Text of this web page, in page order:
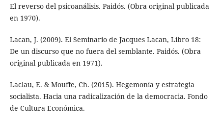
El reverso del psicoanálisis. Paidós. (Obra original publicada
en 1970).
Lacan, J. (2009). El Seminario de Jacques Lacan, Libro 18:
De un discurso que no fuera del semblante. Paidós. (Obra
original publicada en 1971).
Laclau, E. & Mouffe, Ch. (2015). Hegemonía y estrategia
socialista. Hacia una radicalización de la democracia. Fondo
de Cultura Económica.